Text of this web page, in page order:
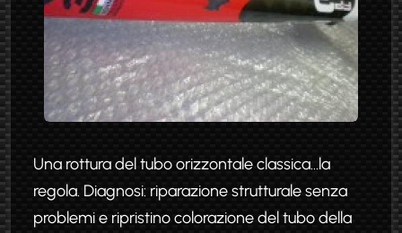
Una rottura del tubo orizzontale classica...la
regola. Diagnosi: riparazione strutturale senza
problemi e ripristino colorazione del tubo della